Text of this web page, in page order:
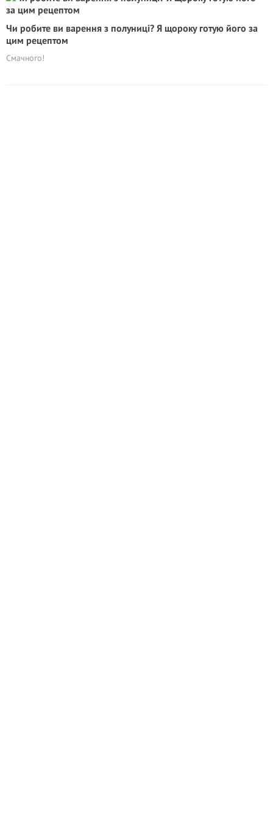
Чи робите ви варення з полуниці? Я щороку готую його за
цим рецептом
Смачного!